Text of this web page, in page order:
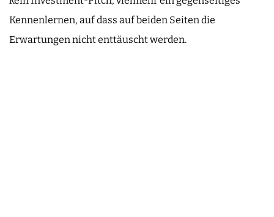
Kennenlernen, auf dass auf beiden Seiten die
Erwartungen nicht enttäuscht werden.